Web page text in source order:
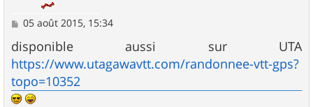
M
s
s
a
g
e
05 août 2015, 15:34
disponible aussi sur UTA
https://www.utagawavtt.com/randonnee-vtt-gps?
topo=10352